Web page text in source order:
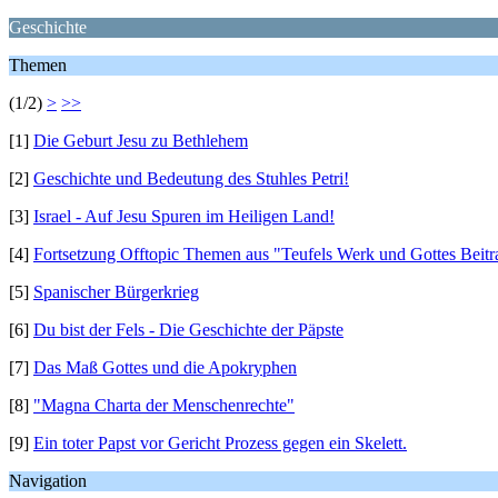
Geschichte
Themen
(1/2) > >>
[1] Die Geburt Jesu zu Bethlehem
[2] Geschichte und Bedeutung des Stuhles Petri!
[3] Israel - Auf Jesu Spuren im Heiligen Land!
[4] Fortsetzung Offtopic Themen aus "Teufels Werk und Gottes
[5] Spanischer Bürgerkrieg
[6] Du bist der Fels - Die Geschichte der Päpste
[7] Das Maß Gottes und die Apokryphen
[8] "Magna Charta der Menschenrechte"
[9] Ein toter Papst vor Gericht Prozess gegen ein Skelett.
Navigation